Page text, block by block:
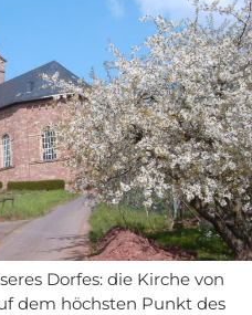
Dorfes: die Kirche von
dem höchsten Punkt des